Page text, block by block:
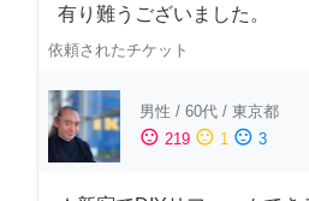
有り難うございました。
依頼されたチケット
男性 / 60代 / 東京都
sentiment_satisfied 219 sentiment_neutral 1 sentiment_dissatisfied 3